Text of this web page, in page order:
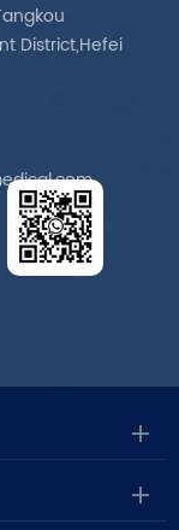
District,Hefei